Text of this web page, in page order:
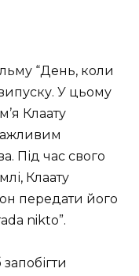
“День, коли
У цьому
Клаату
Під час свого
Клаату
передати його
nikto”.